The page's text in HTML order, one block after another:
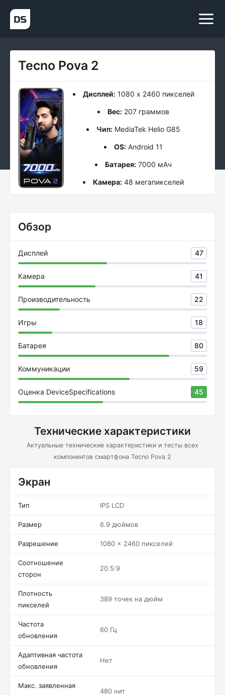
Tecno Pova 2
Дисплей:1080 x 2460 пикселей
Вес: 207 граммов
Чип: MediaTek Helio G85
OS: Android 11
Батарея: 7000 мАч
Камера: 48 мегапикселей
Обзор
Дисплей 47
Камера 41
Производительность 22
Игры 18
Батарея 80
Коммуникации 59
Оценка DeviceSpecifications 45
Технические характеристики
Актуальные технические характеристики и тесты всех
компонентов смартфона Tecno Pova 2
Экран
Тип IPS LCD
Размер 6.9 дюймов
Разрешение 1080 x 2460 пикселей
Соотношение
сторон
20.5:9
Плотность
пикселей
389 точек на дюйм
Частота
обновления
60 Гц
Адаптивная частота
обновления
Нет
Макс. заявленная
480 нит